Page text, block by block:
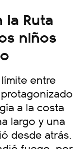
Ruta
niños
entre
a la costa
largo y una
desde atrás.